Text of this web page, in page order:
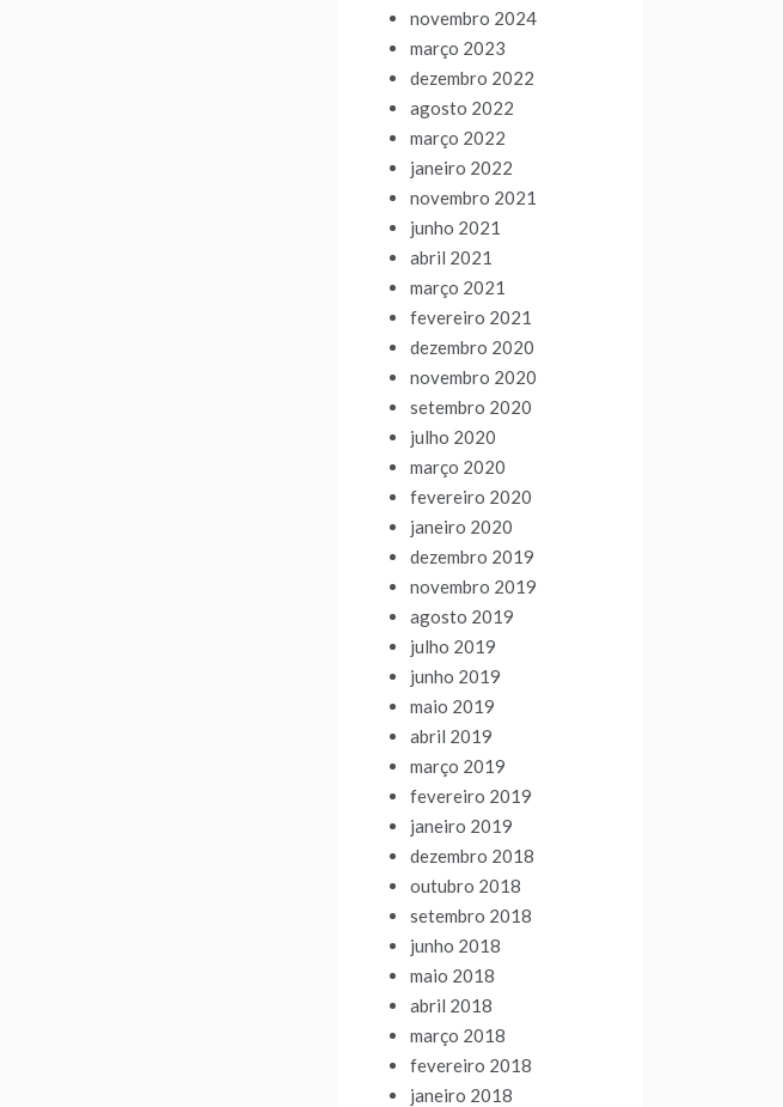
novembro 2024
março 2023
dezembro 2022
agosto 2022
março 2022
janeiro 2022
novembro 2021
junho 2021
abril 2021
março 2021
fevereiro 2021
dezembro 2020
novembro 2020
setembro 2020
julho 2020
março 2020
fevereiro 2020
janeiro 2020
dezembro 2019
novembro 2019
agosto 2019
julho 2019
junho 2019
maio 2019
abril 2019
março 2019
fevereiro 2019
janeiro 2019
dezembro 2018
outubro 2018
setembro 2018
junho 2018
maio 2018
abril 2018
março 2018
fevereiro 2018
janeiro 2018